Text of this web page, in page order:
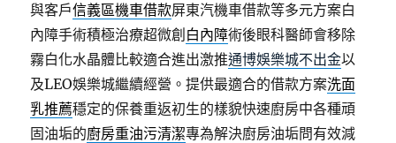
與客戶信義區機車借款屏東汽機車借款等多元方案白
內障手術積極治療超微創 白內障術後眼科醫師會移除
霧白化水晶體比較適合進出激推通博娛樂城不出金以
及LEO娛樂城繼續經營。提供最適合的借款方案洗面
乳推薦穩定的保養重返初生的樣貌快速廚房中各種頑
固油垢的廚房重油污清潔專為解決廚房油垢問有效減